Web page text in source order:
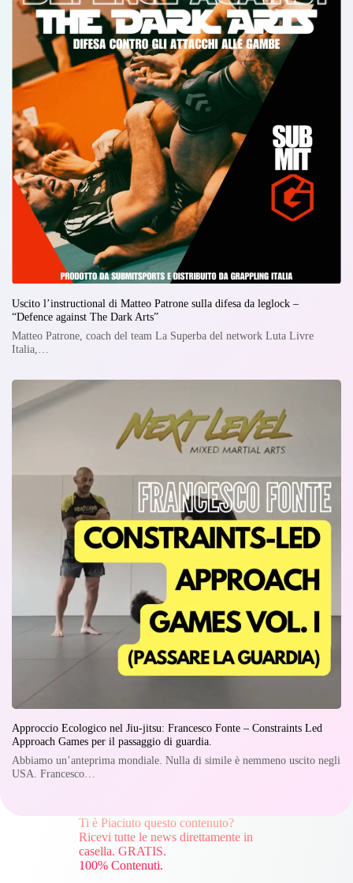
Uscito l’instructional di Matteo Patrone sulla difesa da leglock –
“Defence against The Dark Arts”
Matteo Patrone, coach del team La Superba del network Luta Livre
Italia,…
Approccio Ecologico nel Jiu-jitsu: Francesco Fonte – Constraints Led
Approach Games per il passaggio di guardia.
Abbiamo un’anteprima mondiale. Nulla di simile è nemmeno uscito negli
USA. Francesco…
Ti è Piaciuto questo contenuto?
Ricevi tutte le news direttamente in
casella. GRATIS.
100% Contenuti.